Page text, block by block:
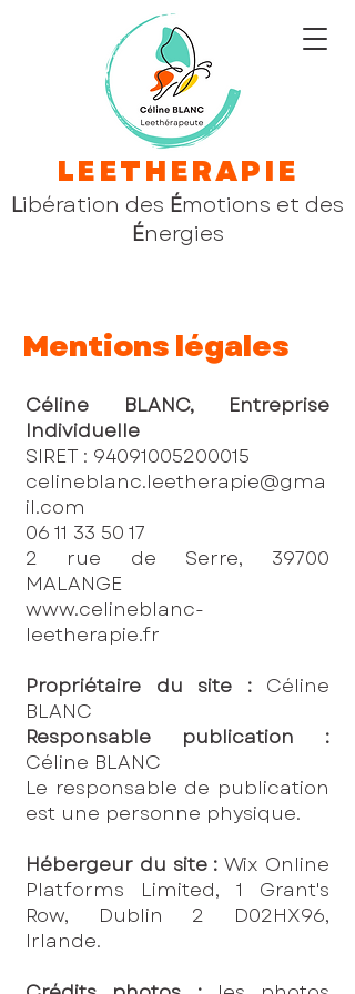
LEETHERAPIE
Libération des Émotions et des
Énergies
Mentions légales
Céline BLANC, Entreprise
Individuelle
SIRET : 94091005200015
celineblanc.leetherapie@gma
il.com
06 11 33 50 17
2 rue de Serre, 39700
MALANGE
www.celineblanc-
leetherapie.fr
Propriétaire du site : Céline
BLANC
Responsable publication :
Céline BLANC
Le responsable de publication
est une personne physique.
Hébergeur du site : Wix Online
Platforms Limited, 1 Grant's
Row, Dublin 2 D02HX96,
Irlande.